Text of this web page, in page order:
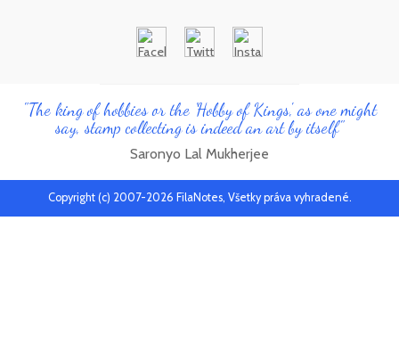
"The king of hobbies or the 'Hobby of Kings', as one might
say, stamp collecting is indeed an art by itself"
Saronyo Lal Mukherjee
Copyright (c) 2007-2026 FilaNotes, Všetky práva vyhradené.